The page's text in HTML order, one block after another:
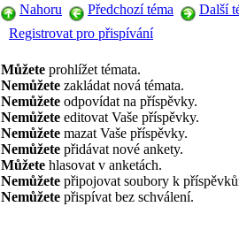
Nahoru Předchozí téma
Další
Registrovat pro přispívání
Můžete prohlížet témata.
Nemůžete zakládat nová témata.
Nemůžete odpovídat na příspěvky.
Nemůžete editovat Vaše příspěvky.
Nemůžete mazat Vaše příspěvky.
Nemůžete přidávat nové ankety.
Můžete hlasovat v anketách.
Nemůžete připojovat soubory k
Nemůžete přispívat bez schválení.